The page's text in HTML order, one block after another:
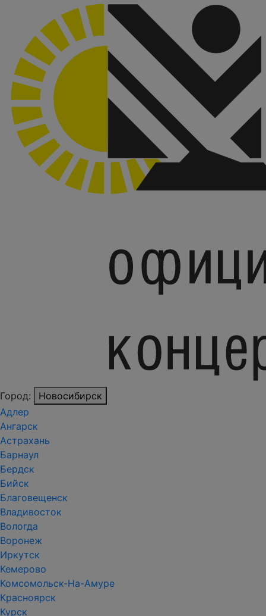
Город:
Новосибирск
Адлер
Ангарск
Астрахань
Барнаул
Бердск
Бийск
Благовещенск
Владивосток
Вологда
Воронеж
Иркутск
Кемерово
Комсомольск-На-Амуре
Красноярск
Курск